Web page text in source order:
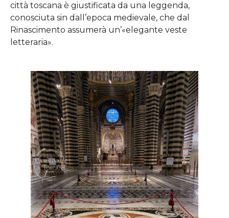
città toscana è giustificata da una leggenda,
conosciuta sin dall’epoca medievale, che dal
Rinascimento assumerà un’«elegante veste
letteraria».